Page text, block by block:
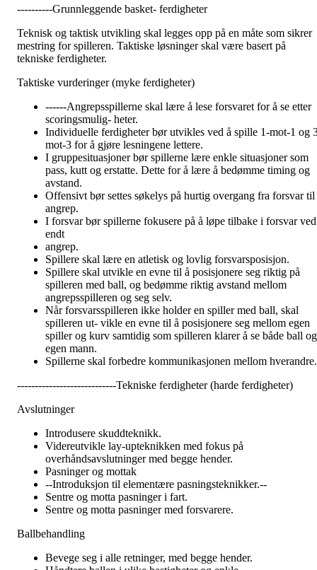
----------Grunnleggende basket- ferdigheter
Teknisk og taktisk utvikling skal legges opp på en måte som sikrer
mestring for spilleren. Taktiske løsninger skal være basert på
tekniske ferdigheter.
Taktiske vurderinger (myke ferdigheter)
------Angrepsspillerne skal lære å lese forsvaret for å se etter
scoringsmulig- heter.
Individuelle ferdigheter bør utvikles ved å spille 1-mot-1 og
mot-3 for å gjøre lesningene lettere.
I gruppesituasjoner bør spillerne lære enkle situasjoner som
pass, kutt og erstatte. Dette for å lære å bedømme timing og
avstand.
Offensivt bør settes søkelys på hurtig overgang fra forsvar til
angrep.
I forsvar bør spillerne fokusere på å løpe tilbake i forsvar ved
endt
angrep.
Spillere skal lære en atletisk og lovlig forsvarsposisjon.
Spillere skal utvikle en evne til å posisjonere seg riktig på
spilleren med ball, og bedømme riktig avstand mellom
angrepsspilleren og seg selv.
Når forsvarsspilleren ikke holder en spiller med ball, skal
spilleren ut- vikle en evne til å posisjonere seg mellom egen
spiller og kurv samtidig som spilleren klarer å se både ball og
egen mann.
Spillerne skal forbedre kommunikasjonen mellom hverandre.
----------------------------Tekniske ferdigheter (harde ferdigheter)
Avslutninger
Introdusere skuddteknikk.
Videreutvikle lay-upteknikken med fokus på
overhåndsavslutninger med begge hender.
Pasninger og mottak
--Introduksjon til elementære pasningsteknikker.--
Sentre og motta pasninger i fart.
Sentre og motta pasninger med forsvarere.
Ballbehandling
Bevege seg i alle retninger, med begge hender.